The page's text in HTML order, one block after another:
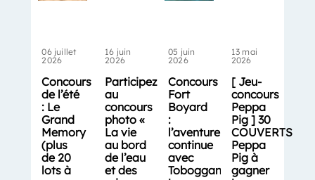
06 juillet
2026
Concours
de l’été
: Le
Grand
Memory
(plus
de 20
lots à
16 juin
2026
Participez
au
concours
photo «
La vie
au bord
de l’eau
et des
05 juin
2026
Concours
Fort
Boyard
:
l’aventure
continue
avec
Toboggan
13 mai
2026
[ Jeu-
concours
Peppa
Pig ] 30
COUVERTS
Peppa
Pig à
gagner